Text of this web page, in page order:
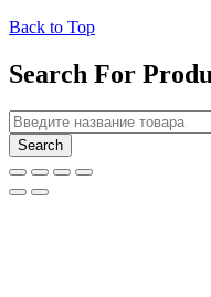
Back to Top
Search For